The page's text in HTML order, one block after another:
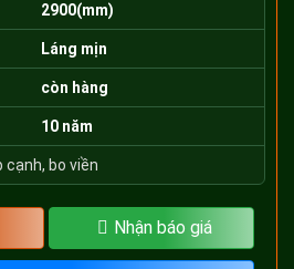
2900(mm)
Láng mịn
còn hàng
10 năm
cạnh, bo viền
Nhận báo giá